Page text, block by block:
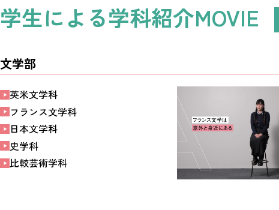
学生による学科紹介MOVIE
文学部
英米文学科
フランス文学科
日本文学科
史学科
比較芸術学科